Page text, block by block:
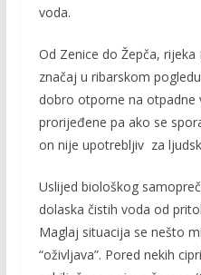
voda.
Od Zenice do Žepča,
značaj u ribarskom
dobro otporne na otpadne
prorijeđene pa ako se
on nije upotrebljiv za
Uslijed biološkog
dolaska čistih voda od
Maglaj situacija se nešto
“oživljava”. Pored nekih